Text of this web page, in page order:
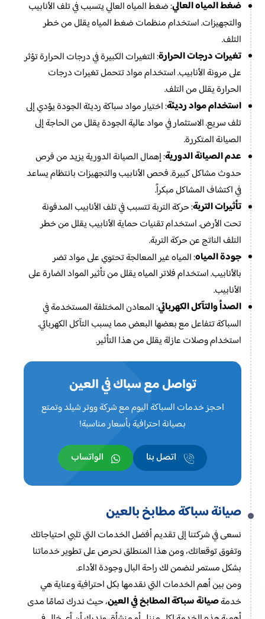
ضغط المياه العالي: ضغط المياه العالي يتسبب في تلف الأنابيب
والتجهيزات. استخدام منظمات ضغط المياه يقلل من خطر
التلف.
تغيرات درجات الحرارة: التغيرات الكبيرة في درجات الحرارة تؤثر
على مرونة الأنابيب. استخدام مواد تتحمل تغيرات درجات
الحرارة يقلل من التلف.
استخدام مواد رديئة: اختيار مواد سباكة رديئة الجودة يؤدي إلى
تلف سريع. الاستثمار في مواد عالية الجودة يقلل من الحاجة إلى
الصيانة المتكررة.
عدم الصيانة الدورية: إهمال الصيانة الدورية يزيد من فرص
حدوث مشاكل كبيرة. فحص الأنابيب والتجهيزات بانتظام يساعد
في اكتشاف المشاكل مبكراً.
تأثيرات التربة: حركة التربة تتسبب في تلف الأنابيب المدفونة
تحت الأرض. استخدام تقنيات حماية الأنابيب يقلل من خطر
التلف الناتج عن حركة التربة.
جودة المياه: المياه غير المعالجة تحتوي على مواد تضر
بالأنابيب. استخدام فلاتر المياه يقلل من تأثير المواد الضارة على
الأنابيب.
الصدأ والتآكل الكهربائي: المعادن المختلفة المستخدمة في
السباكة تتفاعل مع بعضها البعض مما يسبب التآكل الكهربائي.
استخدام وصلات عازلة يقلل من هذا التأثير.
تواصل مع سباك في العين
احجز خدمات السباكة اليوم مع شركة ووتر شيلد وتمتع
بصيانة احترافية بأسعار مناسبة!
اتصل بنا الواتساب
صيانة سباكة مطابخ بالعين
نسعى في شركتنا إلى تقديم أفضل الخدمات التي تلبي احتياجاتك
وتفوق توقعاتك، ومن هذا المنطلق نحرص على تطوير خدماتنا
بشكل مستمر لنضمن لك راحة البال وجودة الأداء.
ومن بين أهم الخدمات التي نقدمها بكل احترافية وعناية هي
خدمةصيانة سباكة المطابخ في العين، حيث ندرك تمامًا مدى